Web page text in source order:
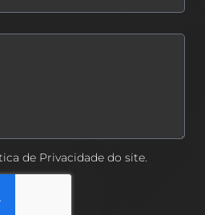
de Privacidade do site.